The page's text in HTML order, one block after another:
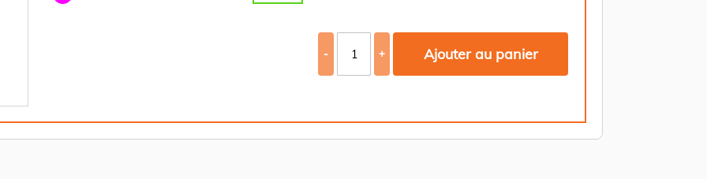
- + Ajouter au panier